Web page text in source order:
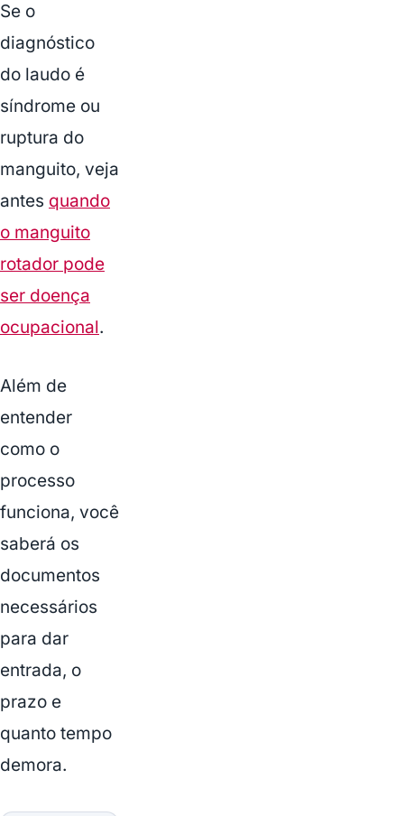
Se o
diagnóstico
do laudo é
síndrome ou
ruptura do
manguito, veja
antes quando
o manguito
rotador pode
ser doença
ocupacional.
Além de
entender
como o
processo
funciona, você
saberá os
documentos
necessários
para dar
entrada, o
prazo e
quanto tempo
demora.